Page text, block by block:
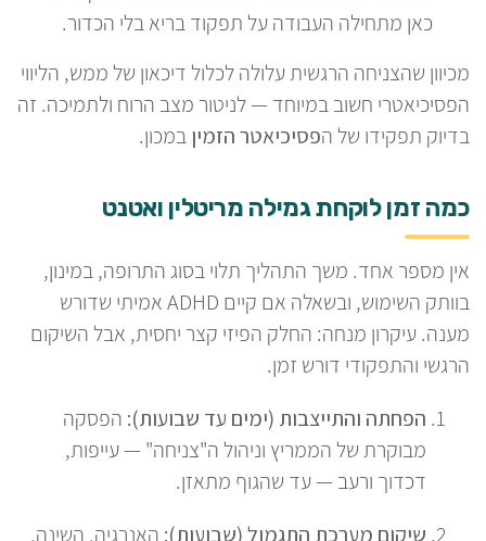
כאן מתחילה העבודה על תפקוד בריא בלי הכדור.
מכיוון שהצניחה הרגשית עלולה לכלול דיכאון של ממש, הליווי
הפסיכיאטרי חשוב במיוחד — לניטור מצב הרוח ולתמיכה. זה
בדיוק תפקידו של הפסיכיאטר הזמיןבמכון.
כמה זמן לוקחת גמילה מריטלין ואטנט
אין מספר אחד. משך התהליך תלוי בסוג התרופה, במינון,
בוותק השימוש, ובשאלה אם קיים ADHD אמיתי שדורש
מענה. עיקרון מנחה: החלק הפיזי קצר יחסית, אבל השיקום
הרגשי והתפקודי דורש זמן.
הפחתה והתייצבות (ימים עד שבועות): הפסקה
מבוקרת של הממריץ וניהול ה"צניחה" — עייפות,
דכדוך ורעב — עד שהגוף מתאזן.
שיקום מערכת התגמול (שבועות): האנרגיה, השינה,